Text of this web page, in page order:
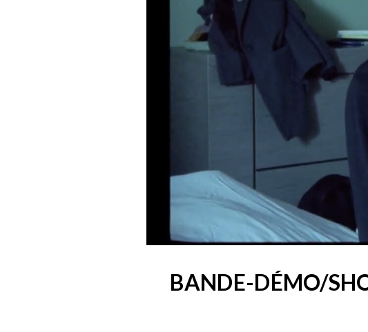
BANDE-DÉMO/